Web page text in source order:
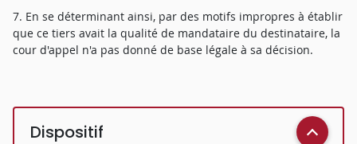
7. En se déterminant ainsi, par des motifs impropres à établir
que ce tiers avait la qualité de mandataire du destinataire, la
cour d'appel n'a pas donné de base légale à sa décision.
Dispositif